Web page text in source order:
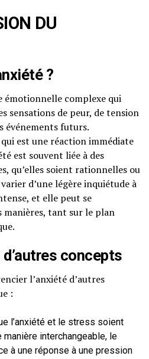
DU
?
émotionnelle complexe qui
sensations de peur, de tension
événements futurs.
est une réaction immédiate
est souvent liée à des
qu’elles soient rationnelles ou
d’une légère inquiétude à
et elle peut se
tant sur le plan
concepts
l’anxiété d’autres
:
l’anxiété et le stress soient
interchangeable, le
à une réponse à une pression